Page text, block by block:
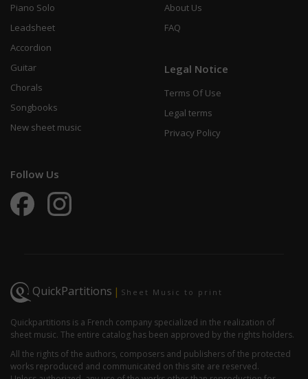
Piano Solo
Leadsheet
Accordion
Guitar
Chorals
Songbooks
New sheet music
About Us
FAQ
Legal Notice
Terms Of Use
Legal terms
Privacy Policy
Follow Us
QuickPartitions | Sheet Music to print
Quickpartitions is a French company specialized in the realization of
sheet music. The entire catalog has been approved by the rights holders.
All the rights of the authors, composers and publishers of the protected
works reproduced and communicated on this site are reserved.